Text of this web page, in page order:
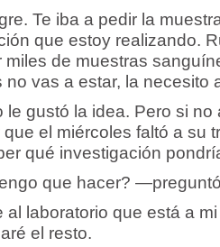
Te iba a pedir la
que estoy realizando.
miles de muestras
no vas a estar, la necesito
le gustó la idea. Pero si
el miércoles faltó a su
qué investigación
que hacer?
laboratorio que está a
el resto.